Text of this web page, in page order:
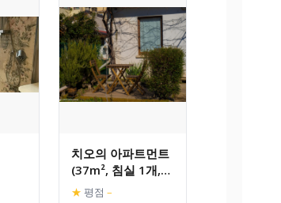
치오의 아파트먼트
(37m², 침실 1개,
프라이빗 욕실 1개)
★ 평점 –